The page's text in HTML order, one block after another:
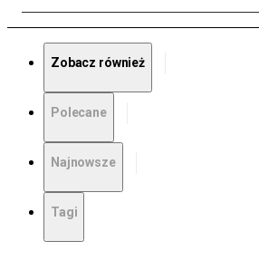
Zobacz również
Polecane
Najnowsze
Tagi